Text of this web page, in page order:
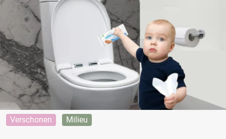
Verschonen Milieu